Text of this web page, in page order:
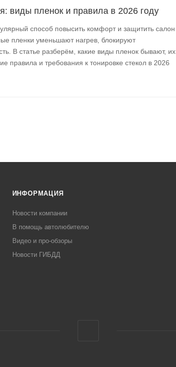
виды пленок и правила в 2026 году
способ повысить комфорт и защитить салон
пленки уменьшают нагрев, блокируют
В статье разберём, какие виды пленок бывают, их
правила и требования к тонировке стекол в 2026
ИНФОРМАЦИЯ
Новости компании
В помощь автолюбителю
Видео и про-обзоры
Новости ГИБДД